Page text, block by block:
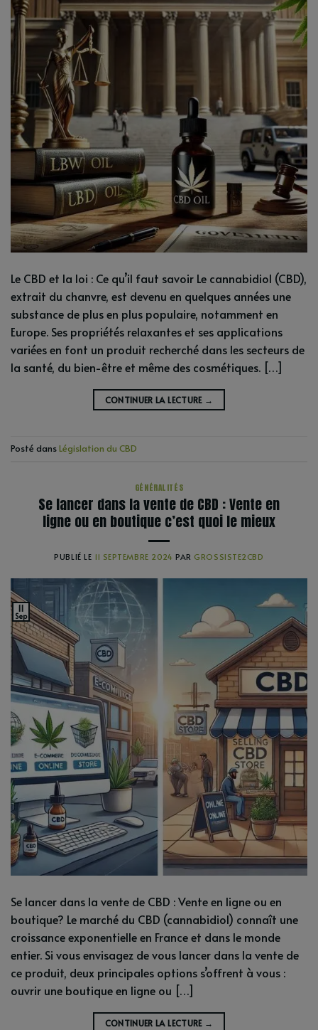
Le CBD et la loi : Ce qu’il faut savoir Le cannabidiol (CBD),
extrait du chanvre, est devenu en quelques années une
substance de plus en plus populaire, notamment en
Europe. Ses propriétés relaxantes et ses applications
variées en font un produit recherché dans les secteurs de
la santé, du bien-être et même des cosmétiques. […]
CONTINUER LA LECTURE →
Posté dansLégislation du CBD
GÉNÉRALITÉS
Se lancer dans la vente de CBD : Vente en
ligne ou en boutique c’est quoi le mieux
PUBLIÉ LE 11 SEPTEMBRE 2024 PAR GROSSISTE2CBD
11
Sep
Se lancer dans la vente de CBD : Vente en ligne ou en
boutique? Le marché du CBD (cannabidiol) connaît une
croissance exponentielle en France et dans le monde
entier. Si vous envisagez de vous lancer dans la vente de
ce produit, deux principales options s’offrent à vous :
ouvrir une boutique en ligne ou […]
CONTINUER LA LECTURE →